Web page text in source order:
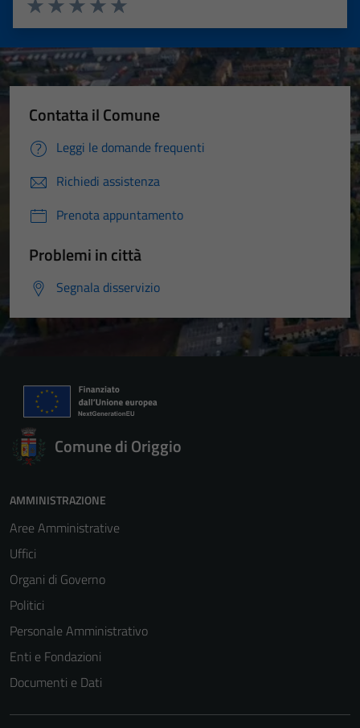
Valuta 5 stelle su 5
Valuta 4 stelle su 5
Valuta 3 stelle su 5
Valuta 2 stelle su 5
Valuta 1 stelle su 5
Contatta il Comune
Leggi le domande frequenti
Richiedi assistenza
Prenota appuntamento
Problemi in città
Segnala disservizio
Comune di Origgio
AMMINISTRAZIONE
Aree Amministrative
Uffici
Organi di Governo
Politici
Personale Amministrativo
Enti e Fondazioni
Documenti e Dati